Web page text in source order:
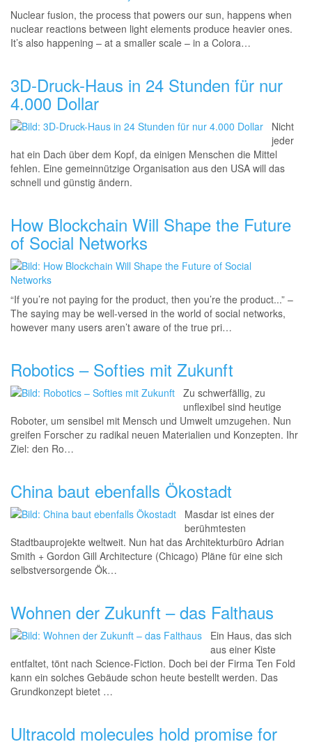
Nuclear fusion, the process that powers our sun, happens when
nuclear reactions between light elements produce heavier ones.
It’s also happening – at a smaller scale – in a Colora…
3D-Druck-Haus in 24 Stunden für nur
4.000 Dollar
Nicht
jeder
hat ein Dach über dem Kopf, da einigen Menschen die Mittel
fehlen. Eine gemeinnützige Organisation aus den USA will das
schnell und günstig ändern.
How Blockchain Will Shape the Future
of Social Networks
“If you’re not paying for the product, then you’re the product...” –
The saying may be well-versed in the world of social networks,
however many users aren’t aware of the true pri…
Robotics – Softies mit Zukunft
Zu schwerfällig, zu
unflexibel sind heutige
Roboter, um sensibel mit Mensch und Umwelt umzugehen. Nun
greifen Forscher zu radikal neuen Materialien und Konzepten. Ihr
Ziel: den Ro…
China baut ebenfalls Ökostadt
Masdar ist eines der
berühmtesten
Stadtbauprojekte weltweit. Nun hat das Architekturbüro Adrian
Smith + Gordon Gill Architecture (Chicago) Pläne für eine sich
selbstversorgende Ök…
Wohnen der Zukunft – das Falthaus
Ein Haus, das sich
aus einer Kiste
entfaltet, tönt nach Science-Fiction. Doch bei der Firma Ten Fold
kann ein solches Gebäude schon heute bestellt werden. Das
Grundkonzept bietet …
Ultracold molecules hold promise for